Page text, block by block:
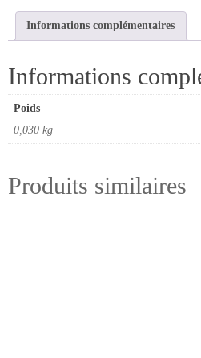
mm
14
Informations complémentaires
Informations
Poids
0,030 kg
Produits similaires